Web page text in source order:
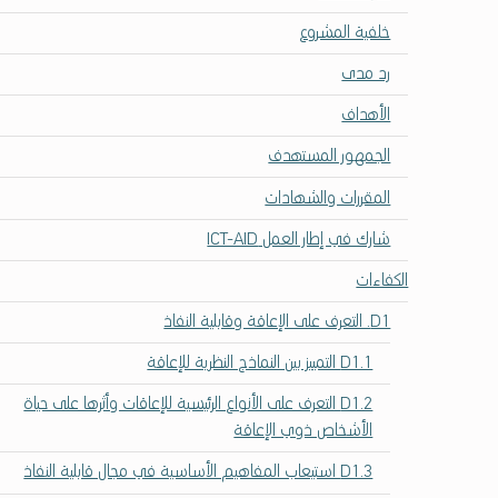
ا
ت
و
ف
ي
ة
ك
ن
خلفية المشروع
رد مدى
الأهداف
الجمهور المستهدف
المقررات والشهادات
شارك في إطار العمل ICT-AID
الكفاءات
D1. التعرف على الإعاقة وقابلية النفاذ
D1.1 اﻟﺘﻤﻴﻴﺰ ﺑﻴﻦ اﻟﻨﻤﺎذج اﻟﻨﻈﺮﻳﺔ ﻟﻺﻋﺎﻗﺔ
D1.2 اﻟﺘﻌﺮف ﻋﻠﻰ اﻷﻧﻮاع اﻟﺮﺋﻴﺴﻴﺔ ﻟﻺﻋﺎﻗﺎت وأﺛﺮﻫﺎ ﻋﻠﻰ ﺣﻴﺎة
اﻷﺷﺨﺎص ذوي اﻹﻋﺎﻗﺔ
D1.3 اﺳﺘﻴﻌﺎب اﻟﻤﻔﺎﻫﻴﻢ اﻷﺳﺎﺳﻴﺔ ﻓﻲ ﻣﺠﺎل ﻗﺎﺑﻠﻴﺔ اﻟﻨﻔﺎذ